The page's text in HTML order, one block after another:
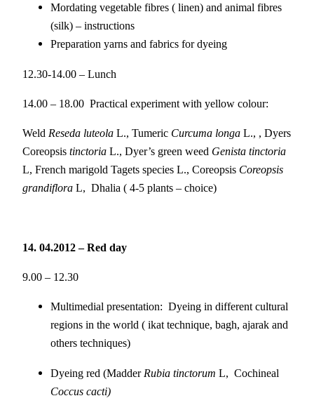
Mordating vegetable fibres ( linen) and animal fibres
(silk) – instructions
Preparation yarns and fabrics for dyeing
12.30-14.00 – Lunch
14.00 – 18.00 Practical experiment with yellow colour:
Weld Reseda luteola L., Tumeric Curcuma longa L., , Dyers
Coreopsis tinctoria L., Dyer’s green weed Genista tinctoria
L, French marigold Tagets species L., Coreopsis Coreopsis
grandiflora L, Dhalia ( 4-5 plants – choice)
14. 04.2012 – Red day
9.00 – 12.30
Multimedial presentation: Dyeing in different cultural
regions in the world ( ikat technique, bagh, ajarak and
others techniques)
Dyeing red (Madder Rubia tinctorum L, Cochineal
Coccus cacti)